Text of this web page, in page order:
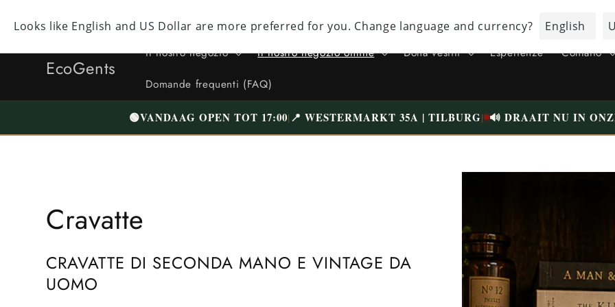
al contenuto
FacebookInstagramYouTubeTikTokX
LAVATO | SPEDIZIONE GRATUITA SOPRA 75 € (NL)
EcoGents
Il nostro negozio Il nostro negozio online Dona vestiti Esperienze Contatto
Domande frequenti (FAQ)
🟢VANDAAG OPEN TOT 17:00| 📍 WESTERMARKT 35A | TILBURG| 🔊 DRAAIT NU IN
R
a
c
Cravatte
CRAVATTE DI SECONDA MANO E VINTAGE DA
UOMO